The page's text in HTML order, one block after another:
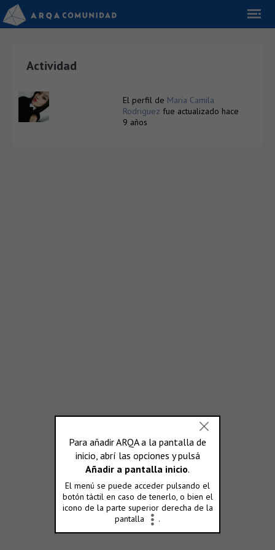
Actividad
El perfil de Maria Camila
Rodriguez fue actualizado hace
9 años